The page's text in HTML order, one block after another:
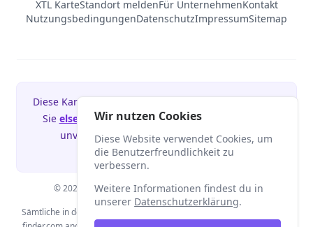
XTL KarteStandort meldenFür UnternehmenKontakt
NutzungsbedingungenDatenschutzImpressumSitemap
Diese Kartenanwendung könnte Ihre sein! Besuchen
Sie elsenmedia.comund melden Sie sich für ein
unverbindliches Erstgespräch in unserer
Webagentur an.
© 2026 Elsen Media GmbH · Alle Rechte vorbehalten.
Sämtliche in den Suchergebnissen und den Kartenmaterialien von xtl-
Wir nutzen Cookies
Diese Website verwendet Cookies, um
die Benutzerfreundlichkeit zu
verbessern.
Weitere Informationen findest du in
unserer Datenschutzerklärung.